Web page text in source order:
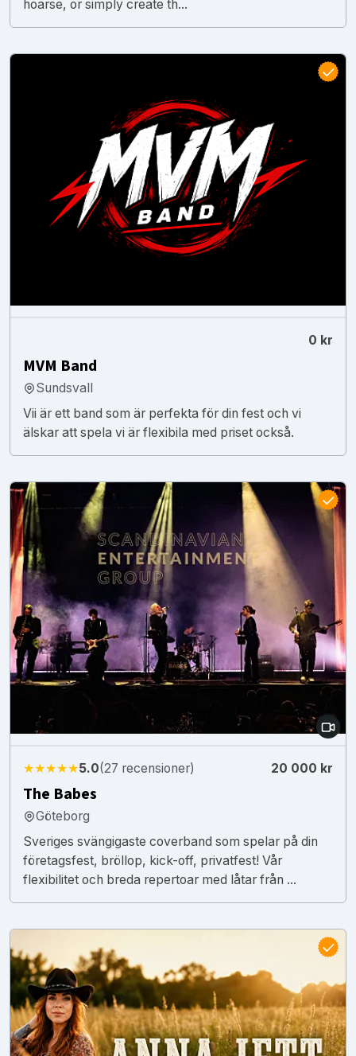
hoarse, or simply create th...
0 kr
MVM Band
Sundsvall
Vii är ett band som är perfekta för din fest och vi
älskar att spela vi är flexibila med priset också.
★★★★★5.0(27 recensioner) 20 000 kr
The Babes
Göteborg
Sveriges svängigaste coverband som spelar på din
företagsfest, bröllop, kick-off, privatfest! Vår
flexibilitet och breda repertoar med låtar från ...